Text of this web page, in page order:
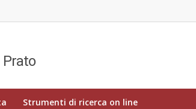
Strumenti di ricerca on line